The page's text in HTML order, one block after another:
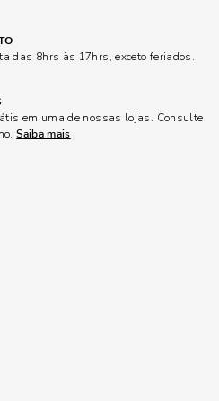
das 8hrs às 17hrs, exceto feriados.
em uma de nossas lojas. Consulte
Saiba mais